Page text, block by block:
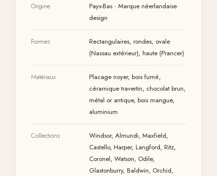
Origine
Pays-Bas · Marque néerlandaise
design
Formes
Rectangulaires, rondes, ovale
(Nassau extérieur), haute (Prancer)
Matériaux
Placage noyer, bois fumé,
céramique travertin, chocolat brun,
métal or antique, bois mangue,
aluminium
Collections
Windsor, Almundi, Maxfield,
Castello, Harper, Langford, Ritz,
Coronel, Watson, Odile,
Glastonburry, Baldwin, Orchid,